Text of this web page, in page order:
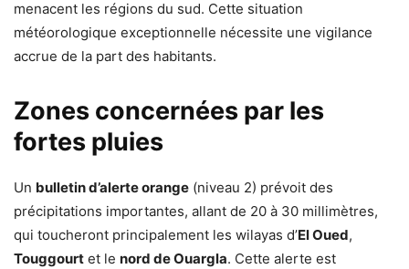
menacent les régions du sud. Cette situation
météorologique exceptionnelle nécessite une vigilance
accrue de la part des habitants.
Zones concernées par les
fortes pluies
Un bulletin d’alerte orange (niveau 2) prévoit des
précipitations importantes, allant de 20 à 30 millimètres,
qui toucheront principalement les wilayas d’El Oued,
Touggourt et le nord de Ouargla. Cette alerte est